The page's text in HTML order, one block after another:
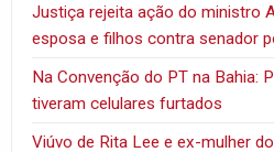
Justiça rejeita ação do ministro
esposa e filhos contra senador
Na Convenção do PT na Bahia:
tiveram celulares furtados
Viúvo de Rita Lee e ex-mulher